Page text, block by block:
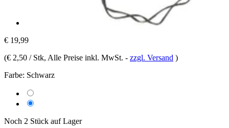
€ 19,99
(€ 2,50 / Stk, Alle Preise inkl. MwSt. - zzgl. Versand )
Farbe: Schwarz
Noch 2 Stück auf Lager